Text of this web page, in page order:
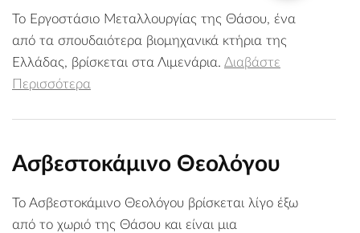
Το Εργοστάσιο Μεταλλουργίας της Θάσου, ένα
από τα σπουδαιότερα βιομηχανικά κτήρια της
Ελλάδας, βρίσκεται στα Λιμενάρια. Διαβάστε
Περισσότερα
Ασβεστοκάμινο Θεολόγου
Το Ασβεστοκάμινο Θεολόγου βρίσκεται λίγο έξω
από το χωριό της Θάσου και είναι μια